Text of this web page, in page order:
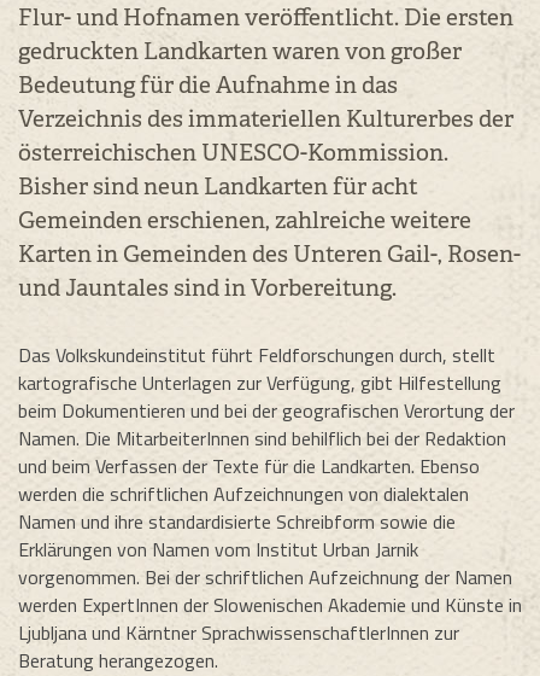
Flur- und Hofnamen veröffentlicht. Die ersten
gedruckten Landkarten waren von großer
Bedeutung für die Aufnahme in das
Verzeichnis des immateriellen Kulturerbes der
österreichischen UNESCO-Kommission.
Bisher sind neun Landkarten für acht
Gemeinden erschienen, zahlreiche weitere
Karten in Gemeinden des Unteren Gail-, Rosen-
und Jauntales sind in Vorbereitung.
Das Volkskundeinstitut führt Feldforschungen durch, stellt
kartografische Unterlagen zur Verfügung, gibt Hilfestellung
beim Dokumentieren und bei der geografischen Verortung der
Namen. Die MitarbeiterInnen sind behilflich bei der Redaktion
und beim Verfassen der Texte für die Landkarten. Ebenso
werden die schriftlichen Aufzeichnungen von dialektalen
Namen und ihre standardisierte Schreibform sowie die
Erklärungen von Namen vom Institut Urban Jarnik
vorgenommen. Bei der schriftlichen Aufzeichnung der Namen
werden ExpertInnen der Slowenischen Akademie und Künste in
Ljubljana und Kärntner SprachwissenschaftlerInnen zur
Beratung herangezogen.